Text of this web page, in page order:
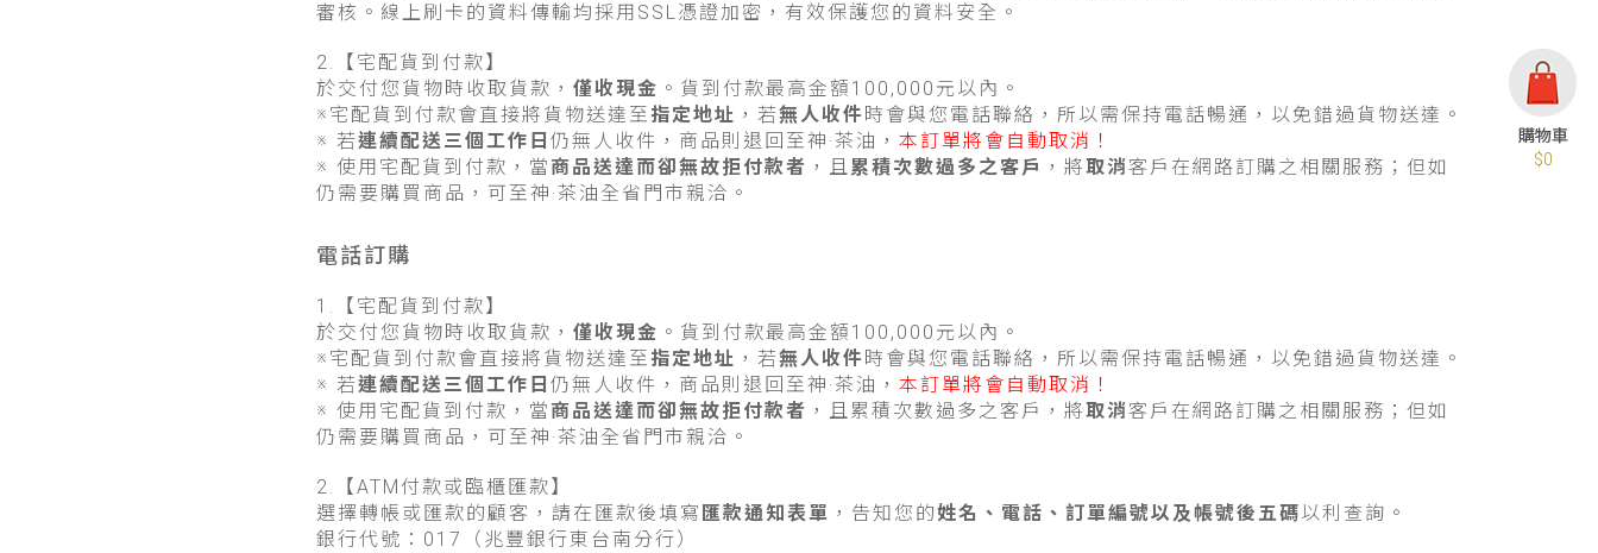
$0
審核。線上刷卡的資料傳輸均採用SSL憑證加密，有效保護您的資料安全。
2.【宅配貨到付款】
於交付您貨物時收取貨款， 僅收現金 。貨到付款最高金額100,000元以內。
※宅配貨到付款會直接將貨物送達至 指定地址 ，若無人收件 時會與您電話聯絡，所以需保持電話暢通，以免錯過貨物送達。
※ 若連續配送三個工作日 仍無人收件，商品則退回至神·茶油， 本訂單將會自動取消 ！
※ 使用宅配貨到付款，當 商品送達而卻無故拒付款者 ，且累積次數過多之客戶 ，將取消客戶在網路訂購之相關服務；但如
仍需要購買商品，可至神·茶油全省門市親洽。
電話訂購
1.【宅配貨到付款】
於交付您貨物時收取貨款， 僅收現金 。貨到付款最高金額100,000元以內。
※宅配貨到付款會直接將貨物送達至 指定地址 ，若無人收件 時會與您電話聯絡，所以需保持電話暢通，以免錯過貨物送達。
※ 若連續配送三個工作日 仍無人收件，商品則退回至神·茶油， 本訂單將會自動取消 ！
※ 使用宅配貨到付款，當 商品送達而卻無故拒付款者 ，且累積次數過多之客戶，將取消客戶在網路訂購之相關服務；但如
仍需要購買商品，可至神·茶油全省門市親洽。
2.【ATM付款或臨櫃匯款】
選擇轉帳或匯款的顧客，請在匯款後填寫 匯款通知表單 ，告知您的姓名、電話、訂單編號以及帳號後五碼以利查詢。
銀行代號：017（兆豐銀行東台南分行）